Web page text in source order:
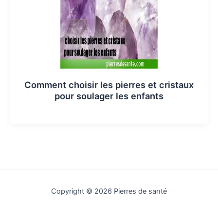
Comment choisir les pierres et cristaux
pour soulager les enfants
Copyright © 2026 Pierres de santé